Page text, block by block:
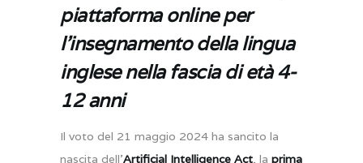
piattaforma online per
l’insegnamento della lingua
inglese nella fascia di età 4-
12 anni
Il voto del 21 maggio 2024 ha sancito la
nascita dell’Artificial Intelligence Act, la prima